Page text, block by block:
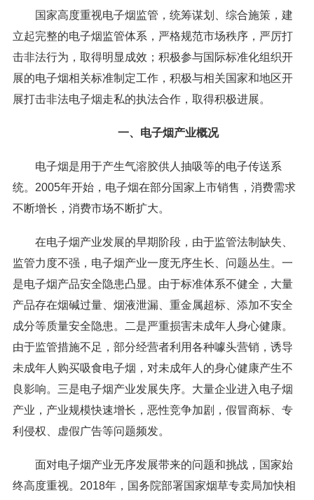
国家高度重视电子烟监管，统筹谋划、综合施策，建
立起完整的电子烟监管体系，严格规范市场秩序，严厉打
击非法行为，取得明显成效；积极参与国际标准化组织开
展的电子烟相关标准制定工作，积极与相关国家和地区开
展打击非法电子烟走私的执法合作，取得积极进展。
一、电子烟产业概况
电子烟是用于产生气溶胶供人抽吸等的电子传送系
统。2005年开始，电子烟在部分国家上市销售，消费需求
不断增长，消费市场不断扩大。
在电子烟产业发展的早期阶段，由于监管法制缺失、
监管力度不强，电子烟产业一度无序生长、问题丛生。一
是电子烟产品安全隐患凸显。由于标准体系不健全，大量
产品存在烟碱过量、烟液泄漏、重金属超标、添加不安全
成分等质量安全隐患。二是严重损害未成年人身心健康。
由于监管措施不足，部分经营者利用各种噱头营销，诱导
未成年人购买吸食电子烟，对未成年人的身心健康产生不
良影响。三是电子烟产业发展失序。大量企业进入电子烟
产业，产业规模快速增长，恶性竞争加剧，假冒商标、专
利侵权、虚假广告等问题频发。
面对电子烟产业无序发展带来的问题和挑战，国家始
终高度重视。2018年，国务院部署国家烟草专卖局加快相